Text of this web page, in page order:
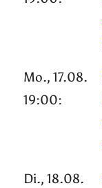
Mo., 17.08.
19:00:
Di., 18.08.